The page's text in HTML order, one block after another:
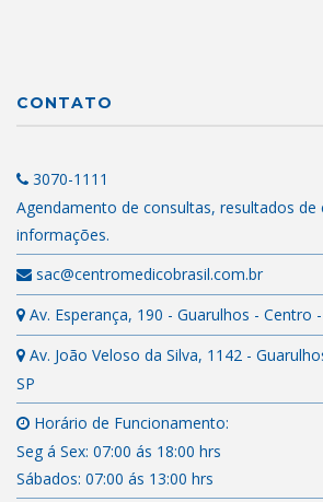
CONTATO
3070-1111
Agendamento de consultas, resultados de
informações.
sac@centromedicobrasil.com.br
Av. Esperança, 190 - Guarulhos - Centro -
Av. João Veloso da Silva, 1142 -
SP
Horário de Funcionamento:
Seg á Sex: 07:00 ás 18:00 hrs
Sábados: 07:00 ás 13:00 hrs